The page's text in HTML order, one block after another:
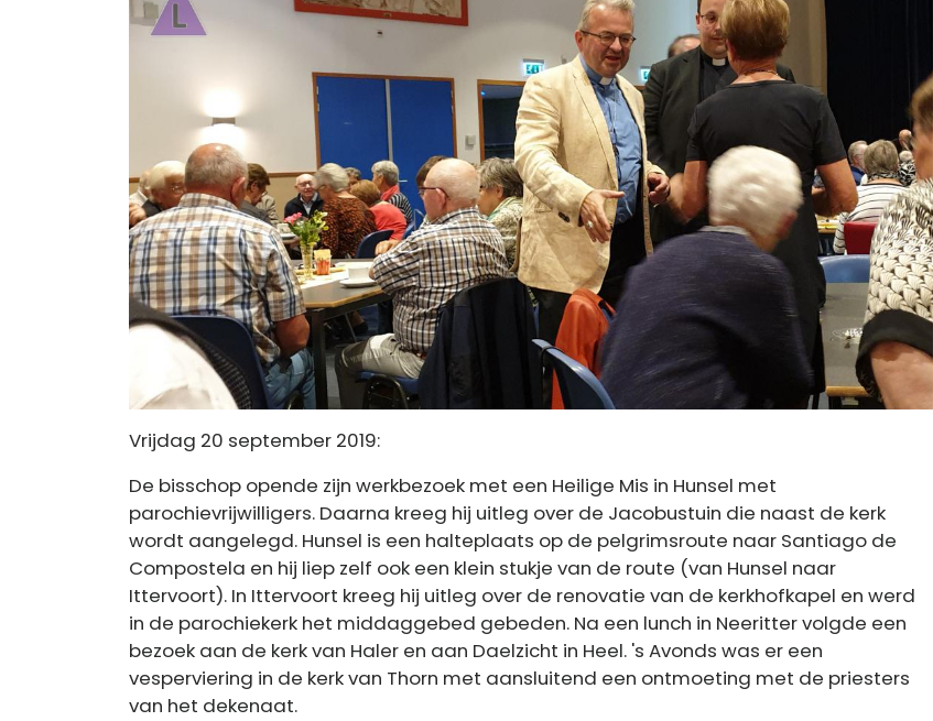
Vrijdag 20 september 2019:
De bisschop opende zijn werkbezoek met een Heilige Mis in Hunsel met
parochievrijwilligers. Daarna kreeg hij uitleg over de Jacobustuin die naast de kerk
wordt aangelegd. Hunsel is een halteplaats op de pelgrimsroute naar Santiago de
Compostela en hij liep zelf ook een klein stukje van de route (van Hunsel naar
Ittervoort). In Ittervoort kreeg hij uitleg over de renovatie van de kerkhofkapel en werd
in de parochiekerk het middaggebed gebeden. Na een lunch in Neeritter volgde een
bezoek aan de kerk van Haler en aan Daelzicht in Heel. 's Avonds was er een
vesperviering in de kerk van Thorn met aansluitend een ontmoeting met de priesters
van het dekenaat.